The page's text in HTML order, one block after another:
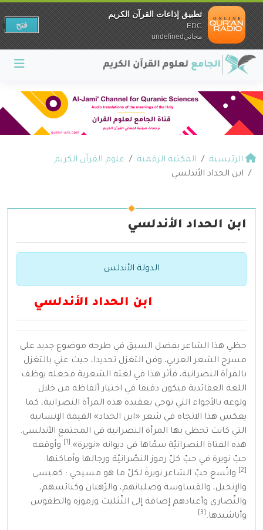
الرئيسية المكتبة الرقمية
علوم القرآن الكريم
ابن الحداد الأندلسي
ابن الحداد الأندلسي
الدولة الأندلس
ابن الحداد الأندلسي
حظي هذا الشاعر بفضل السبق في طرحه موضوع جديد على
مسرح الشعر العربي، وفن التغزل تحديدا، حيث عني بالتغزل
بالمرأة النصرانية، فأثر هذا في لغته الشعرية فجعله يوظف
اللغة العقائدية فيكون دقيقا في اختيار ألفاظه من خلال
ولوعه بالأجواء التي توحي بعقيدة هذه المرأة النصرانية، كما
يعكس هذا الاتجاه في شعر «ابن الحداد» القيمة الإنسانية
التي كانت تحظى بها المرأة النصرانية في المجتمع الأندلسي.
هذه الفتاة النصرانيّة سمّاها في ديوانه «نويرة».
وأوقعه
حبّ نويرة في حبّ كلّ رموز النصّرانيّة ورجالها وأماكنها.
واتّسع حبّ الشاعر نويرةَ لكلّ ما هو مسيحي : كعيسى
والإنجيل، والقساوسة وصلبانهم، والرّهبان وكنائسهم،
والنّصارى وأعيادهم إضافة إلى التّثليث ورموزه والطقوس
وأناشيدها.
تطبيق إذاعات القرآن الكريم
EDC
مجانيundefined
فتح